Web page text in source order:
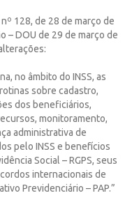
128, de 28 de março de
– DOU de 29 de março de
no âmbito do INSS, as
sobre cadastro,
dos beneficiários,
monitoramento,
administrativa de
pelo INSS e benefícios
Social – RGPS, seus
internacionais de
Previdenciário – PAP.”